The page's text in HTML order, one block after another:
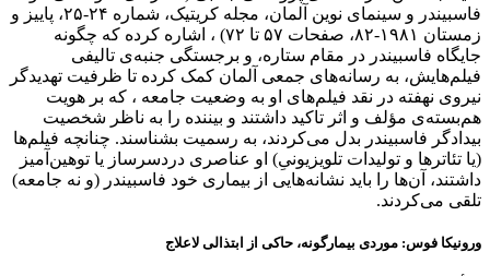
فاسبیندر و سینمای نوین آلمان، مجله کریتیک، شماره ۲۴-۲۵، پاییز و
زمستان ۱۹۸۱-۸۲، صفحات ۵۷ تا ۷۲) ، اشاره کرده که چگونه
جایگاه فاسبیندر در مقام ستاره، و برجستگی جنبه‌ی تالیفی
فیلم‌هایش، به رسانه‌های جمعی آلمان کمک کرده تا ظرفیت تهدیدگر
نیروی نهفته در نقد فیلم‌های او به وضعیت جامعه ، که بر هویت
هم‌بسته‌ی مؤلف و اثر تاکید داشتند و بیننده را به ناظر شخصیت
بیدادگر فاسبیندر بدل می‌کردند، به رسمیت بشناسند. چنانچه فیلم‌ها
(یا تئاترها و تولیدات تلویزیونیِ) او عناصری دردسرساز یا توهین‌آمیز
داشتند، آن‌ها را باید نشانه‌هایی از بیماری خود فاسبیندر (و نه جامعه)
تلقی می‌کردند.
ورونیکا فوس: موردی بیمارگونه، حاکی از ابتذالی لاعلاج